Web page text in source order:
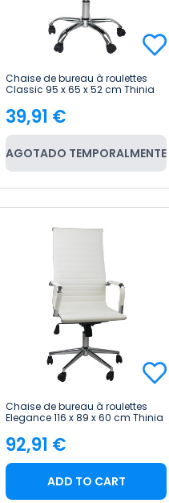
Chaise de bureau à roulettes
Classic 95 x 65 x 52 cm Thinia
Price
39,91 €
AGOTADO TEMPORALMENTE
Chaise de bureau à roulettes
Elegance 116 x 89 x 60 cm Thinia
Price
92,91 €
ADD TO CART